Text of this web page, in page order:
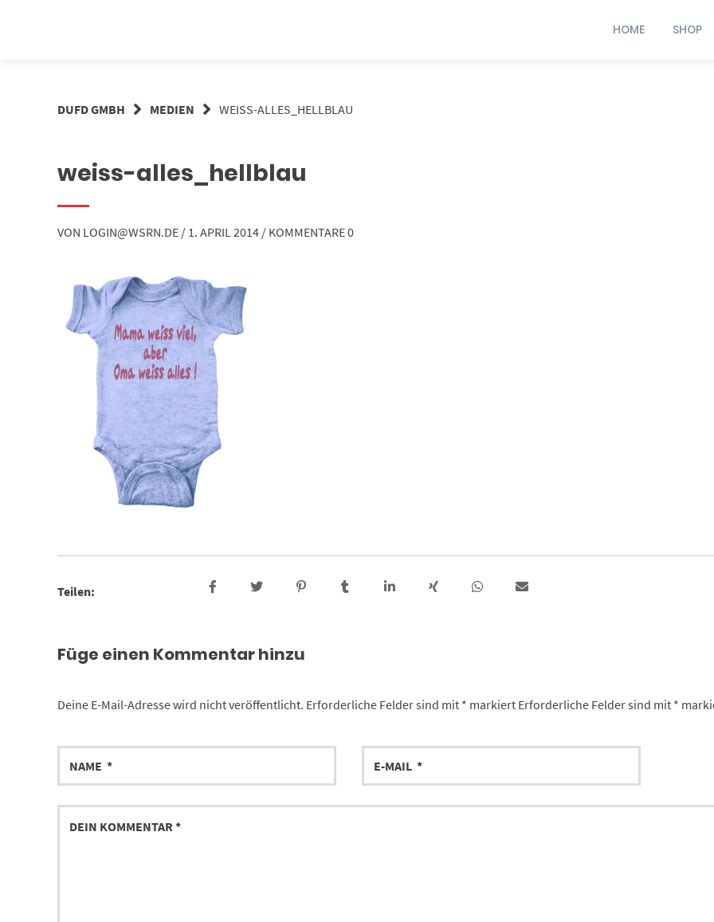
HOME SHOP
DUFD GMBH MEDIEN WEISS-ALLES_HELLBLAU
weiss-alles_hellblau
VON LOGIN@WSRN.DE / 1. APRIL 2014 / KOMMENTARE 0
Teilen:
Füge einen Kommentar hinzu
Deine E-Mail-Adresse wird nicht veröffentlicht. Erforderliche Felder sind mit * markiertErforderliche Felder sind mit *